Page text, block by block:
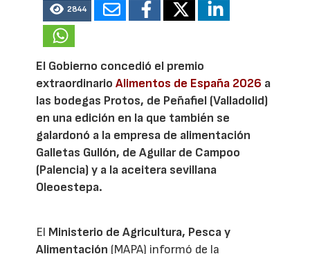
2844
El Gobierno concedió el premio
extraordinarioAlimentos de España 2026 a
las bodegas Protos, de Peñafiel (Valladolid)
en una edición en la que también se
galardonó a la empresa de alimentación
Galletas Gullón, de Aguilar de Campoo
(Palencia) y a la aceitera sevillana
Oleoestepa.
El Ministerio de Agricultura, Pesca y
Alimentación (MAPA) informó de la